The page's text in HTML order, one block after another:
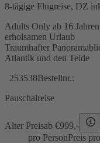
8-tägige Flugreise, DZ
Adults Only ab 16
erholsamen Urlaub
Traumhafter
Atlantik und den Teide
253538Bestellnr.:
Pauschalreise
Alter Preisab €999,-
pro PersonPreis